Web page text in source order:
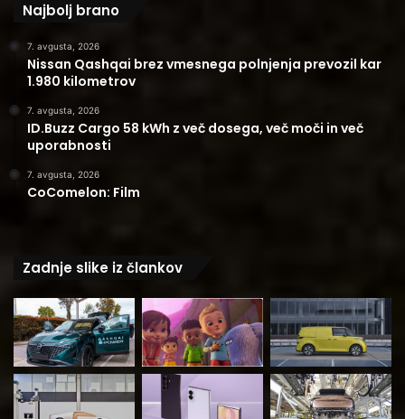
Najbolj brano
7. avgusta, 2026
Nissan Qashqai brez vmesnega polnjenja prevozil kar
1.980 kilometrov
7. avgusta, 2026
ID.Buzz Cargo 58 kWh z več dosega, več moči in več
uporabnosti
7. avgusta, 2026
CoComelon: Film
Zadnje slike iz člankov